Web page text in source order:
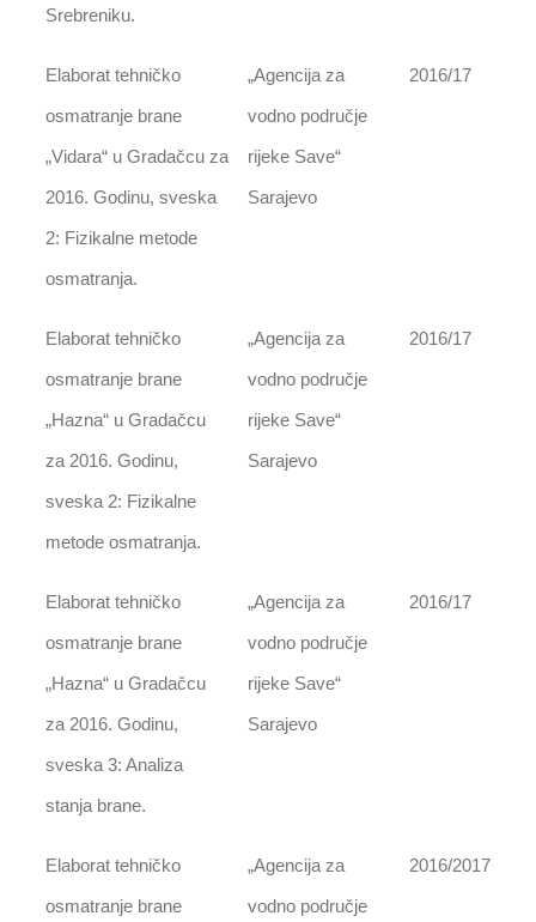
Srebreniku.
Elaborat tehničko
osmatranje brane
„Vidara“ u Gradačcu za
2016. Godinu, sveska
2: Fizikalne metode
osmatranja.
„Agencija za
vodno područje
rijeke Save“
Sarajevo
2016/17
Elaborat tehničko
osmatranje brane
„Hazna“ u Gradačcu
za 2016. Godinu,
sveska 2: Fizikalne
metode osmatranja.
„Agencija za
vodno područje
rijeke Save“
Sarajevo
2016/17
Elaborat tehničko
osmatranje brane
„Hazna“ u Gradačcu
za 2016. Godinu,
sveska 3: Analiza
stanja brane.
„Agencija za
vodno područje
rijeke Save“
Sarajevo
2016/17
Elaborat tehničko
osmatranje brane
„Agencija za
vodno područje
2016/2017